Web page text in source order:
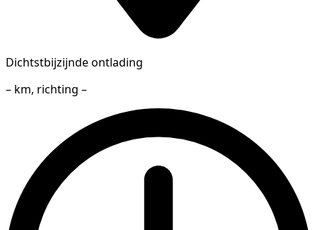
Dichtstbijzijnde ontlading
– km, richting –